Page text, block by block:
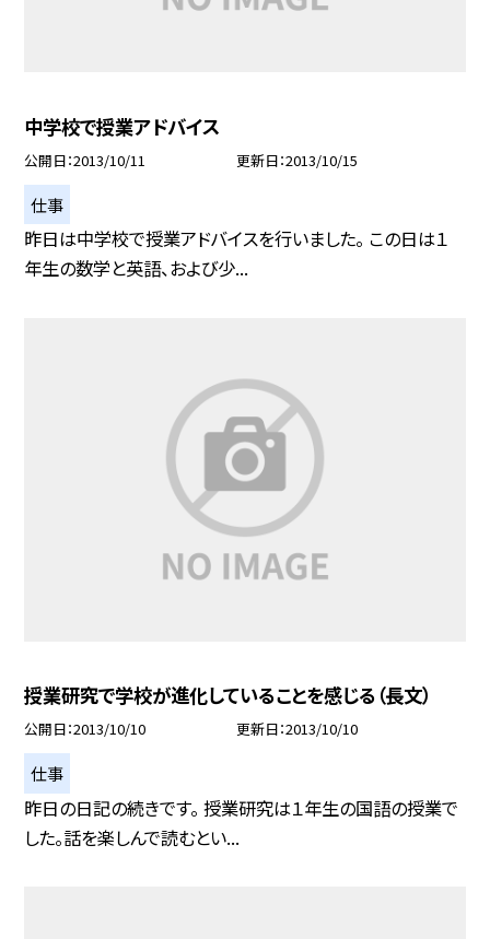
中学校で授業アドバイス
公開日 2013/10/11 更新日 2013/10/15
仕事
昨日は中学校で授業アドバイスを行いました。 この日は１
年生の数学と英語、および少...
授業研究で学校が進化していることを感じる（長文）
公開日 2013/10/10 更新日 2013/10/10
仕事
昨日の日記の続きです。 授業研究は１年生の国語の授業で
した。話を楽しんで読むとい...